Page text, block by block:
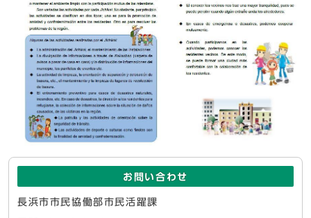
お問い合わせ
長浜市市民協働部市民活躍課